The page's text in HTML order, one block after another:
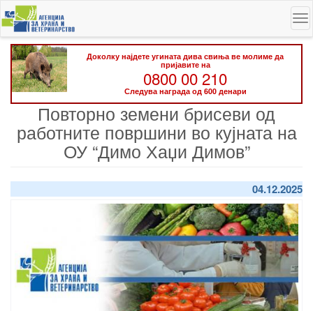
Skip
to
main
content
Доколку најдете угината дива свиња ве молиме да
пријавите на
0800 00 210
Следува награда од 600 денари
Повторно земени брисеви од
работните површини во кујната на
ОУ “Димо Хаџи Димов”
04.12.2025